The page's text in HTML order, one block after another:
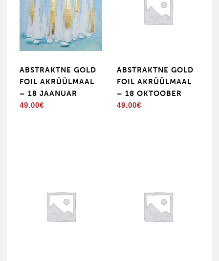
ABSTRAKTNE GOLD
FOIL AKRÜÜLMAAL
– 18 JAANUAR
49.00€
ABSTRAKTNE GOLD
FOIL AKRÜÜLMAAL
– 18 OKTOOBER
49.00€